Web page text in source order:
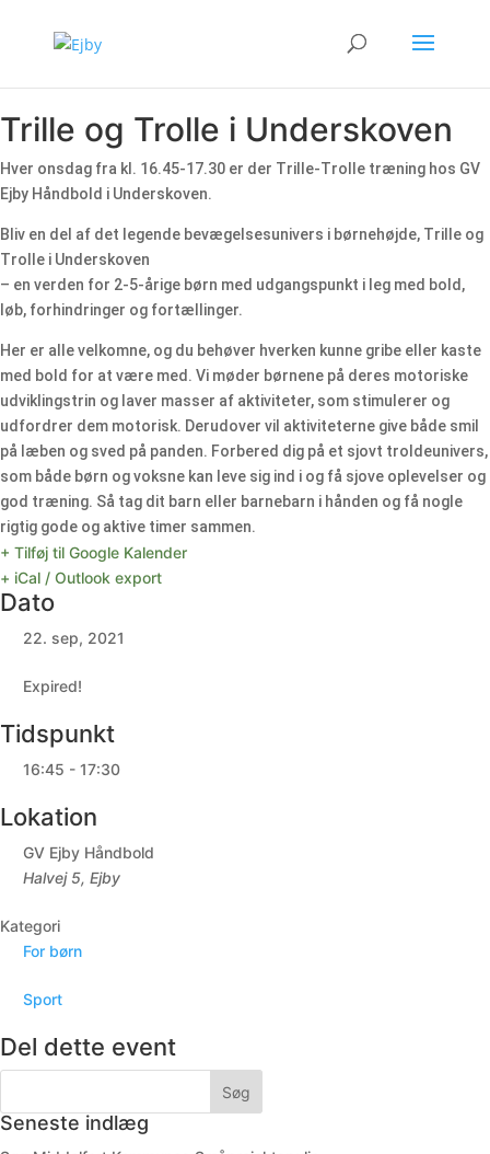
Trille og Trolle i Underskoven
Hver onsdag fra kl. 16.45-17.30 er der Trille-Trolle træning hos GV
Ejby Håndbold i Underskoven.
Bliv en del af det legende bevægelsesunivers i børnehøjde, Trille og
Trolle i Underskoven
– en verden for 2-5-årige børn med udgangspunkt i leg med bold,
løb, forhindringer og fortællinger.
Her er alle velkomne, og du behøver hverken kunne gribe eller kaste
med bold for at være med. Vi møder børnene på deres motoriske
udviklingstrin og laver masser af aktiviteter, som stimulerer og
udfordrer dem motorisk. Derudover vil aktiviteterne give både smil
på læben og sved på panden. Forbered dig på et sjovt troldeunivers,
som både børn og voksne kan leve sig ind i og få sjove oplevelser og
god træning. Så tag dit barn eller barnebarn i hånden og få nogle
rigtig gode og aktive timer sammen.
+ Tilføj til Google Kalender
+ iCal / Outlook export
Dato
22. sep, 2021
Expired!
Tidspunkt
16:45 - 17:30
Lokation
GV Ejby Håndbold
Halvej 5, Ejby
Kategori
For børn
Sport
Del dette event
Seneste indlæg